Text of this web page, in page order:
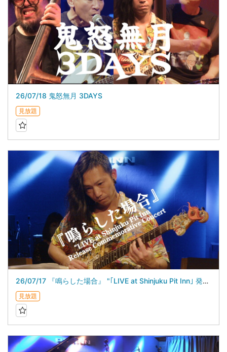
26/07/18 鬼怒無月 3DAYS
見放題
26/07/17 『鳴らした場合』 "｢LIVE at Shinjuku Pit Inn｣ 発売記念ライブ”
見放題